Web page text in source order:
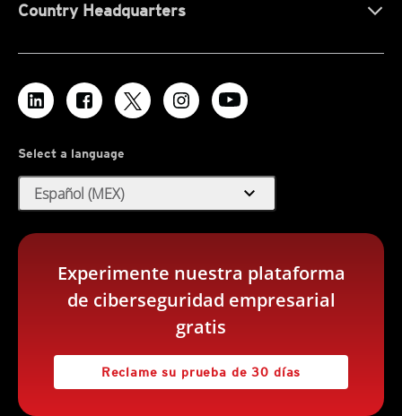
Country Headquarters
Select a language
Español (MEX) expand_more
Experimente nuestra plataforma
de ciberseguridad empresarial
gratis
Reclame su prueba de 30 días